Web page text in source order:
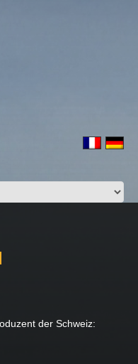
der Schweiz: